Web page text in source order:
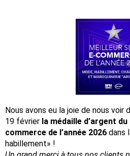
Nous avons eu la joie de nous voir
19 février la médaille d’argent
commerce de l’année 2026 dans
habillement» !